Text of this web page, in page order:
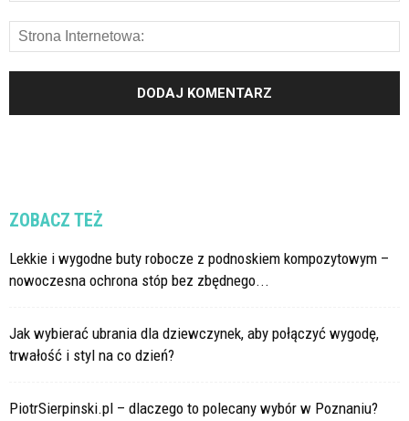
ZOBACZ TEŻ
Lekkie i wygodne buty robocze z podnoskiem kompozytowym –
nowoczesna ochrona stóp bez zbędnego...
Jak wybierać ubrania dla dziewczynek, aby połączyć wygodę,
trwałość i styl na co dzień?
PiotrSierpinski.pl – dlaczego to polecany wybór w Poznaniu?